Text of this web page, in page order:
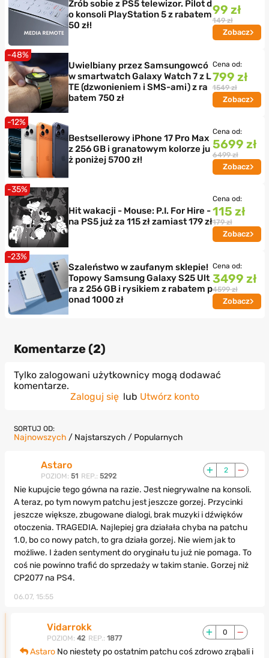
Zrób sobie z PS5 telewizor. Pilot d
o konsoli PlayStation 5 z rabatem
50 zł!
99 zł
149 zł
Zobacz
Uwielbiany przez Samsungowcó
w smartwatch Galaxy Watch 7 z L
TE (dzwonieniem i SMS-ami) z ra
batem 750 zł
-48%
Cena od:
799 zł
1549 zł
Zobacz
Bestsellerowy iPhone 17 Pro Max
z 256 GB i granatowym kolorze ju
ż poniżej 5700 zł!
-12%
Cena od:
5699 zł
6499 zł
Zobacz
Hit wakacji - Mouse: P.I. For Hire -
na PS5 już za 115 zł zamiast 179 zł
-35%
Cena od:
115 zł
179 zł
Zobacz
Szaleństwo w zaufanym sklepie!
Topowy Samsung Galaxy S25 Ult
ra z 256 GB i rysikiem z rabatem p
onad 1000 zł
-23%
Cena od:
3499 zł
4599 zł
Zobacz
Komentarze (2)
Tylko zalogowani użytkownicy mogą dodawać
komentarze.
Zaloguj się lub Utwórz konto
SORTUJ OD:
Najnowszych / Najstarszych / Popularnych
Astaro
POZIOM: 51 REP.: 5292
2
Nie kupujcie tego gówna na razie. Jest niegrywalne na konsoli.
A teraz, po tym nowym patchu jest jeszcze gorzej. Przycinki
jeszcze większe, zbugowane dialogi, brak muzyki i dźwięków
otoczenia. TRAGEDIA. Najlepiej gra działała chyba na patchu
1.0, bo co nowy patch, to gra działa gorzej. Nie wiem jak to
możliwe. I żaden sentyment do oryginału tu już nie pomaga. To
coś nie powinno trafić do sprzedaży w takim stanie. Gorzej niż
CP2077 na PS4.
06.07, 15:55
Vidarrokk
POZIOM: 42 REP.: 1877
0
Astaro No niestety po ostatnim patchu coś zdrowo zrąbali i